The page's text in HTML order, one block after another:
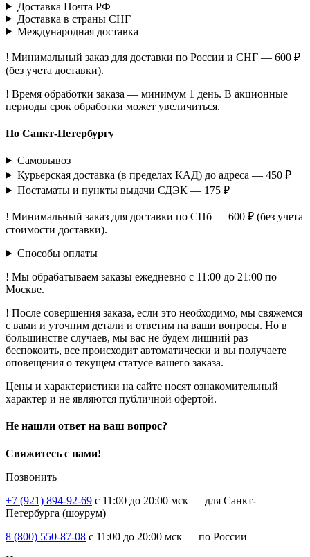
Доставка Почта РФ
Доставка в страны СНГ
Международная доставка
! Минимальный заказ для доставки по России и СНГ — 600 ₽
(без учета доставки).
! Время обработки заказа — минимум 1 день. В акционные
периоды срок обработки может увеличиться.
По Санкт-Петербургу
Самовывоз
Курьерская доставка (в пределах КАД) до адреса — 450 ₽
Постаматы и пункты выдачи СДЭК — 175 ₽
! Минимальный заказ для доставки по СПб — 600 ₽ (без учета
стоимости доставки).
Способы оплаты
! Мы обрабатываем заказы ежедневно с 11:00 до 21:00 по
Москве.
! После совершения заказа, если это необходимо, мы свяжемся
с вами и уточним детали и ответим на ваши вопросы. Но в
большинстве случаев, мы вас не будем лишний раз
беспокоить, все происходит автоматически и вы получаете
оповещения о текущем статусе вашего заказа.
Цены и характеристики на сайте носят ознакомительный
характер и не являются публичной офертой.
Не нашли ответ на ваш вопрос?
Свяжитесь с нами!
Позвонить
+7 (921) 894-92-69 c 11:00 до 20:00 мск — для Санкт-
Петербурга (шоурум)
8 (800) 550-87-08 c 11:00 до 20:00 мск — по России